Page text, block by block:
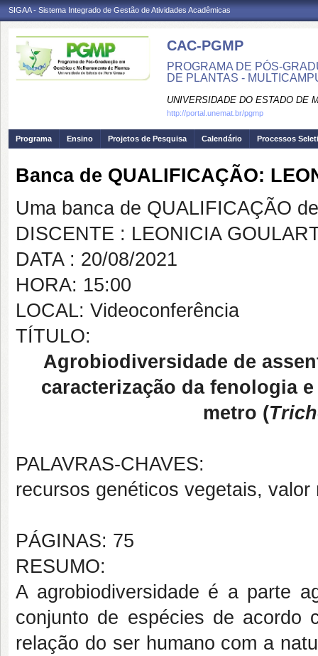
SIGAA - Sistema Integrado de Gestão de Atividades Acadêmicas
CAC-PGMP
PROGRAMA DE PÓS-
DE PLANTAS -
UNIVERSIDADE DO ESTADO DE
http://portal.unemat.br/pgmp
Programa Ensino Projetos de Pesquisa Calendário Processos
Banca de QUALIFICAÇÃO:
Uma banca de QUALIFICAÇÃO
DISCENTE : LEONICIA
DATA : 20/08/2021
HORA: 15:00
LOCAL: Videoconferência
TÍTULO:
Agrobiodiversidade de
caracterização da fenologia
metro (
PALAVRAS-CHAVES:
recursos genéticos vegetais, valor
PÁGINAS: 75
RESUMO:
A agrobiodiversidade é a parte
conjunto de espécies de acordo
relação do ser humano com a